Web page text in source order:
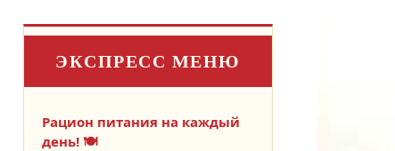
ЭКСПРЕСС МЕНЮ
Рацион питания на каждый
день! 🍽️